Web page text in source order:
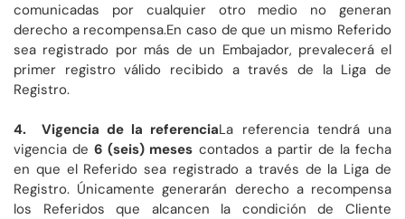
comunicadas por cualquier otro medio no generan
derecho a recompensa.En caso de que un mismo Referido
sea registrado por más de un Embajador, prevalecerá el
primer registro válido recibido a través de la Liga de
Registro.
4. Vigencia de la referenciaLa referencia tendrá una
vigencia de6 (seis) meses contados a partir de la fecha
en que el Referido sea registrado a través de la Liga de
Registro. Únicamente generarán derecho a recompensa
los Referidos que alcancen la condición de Cliente